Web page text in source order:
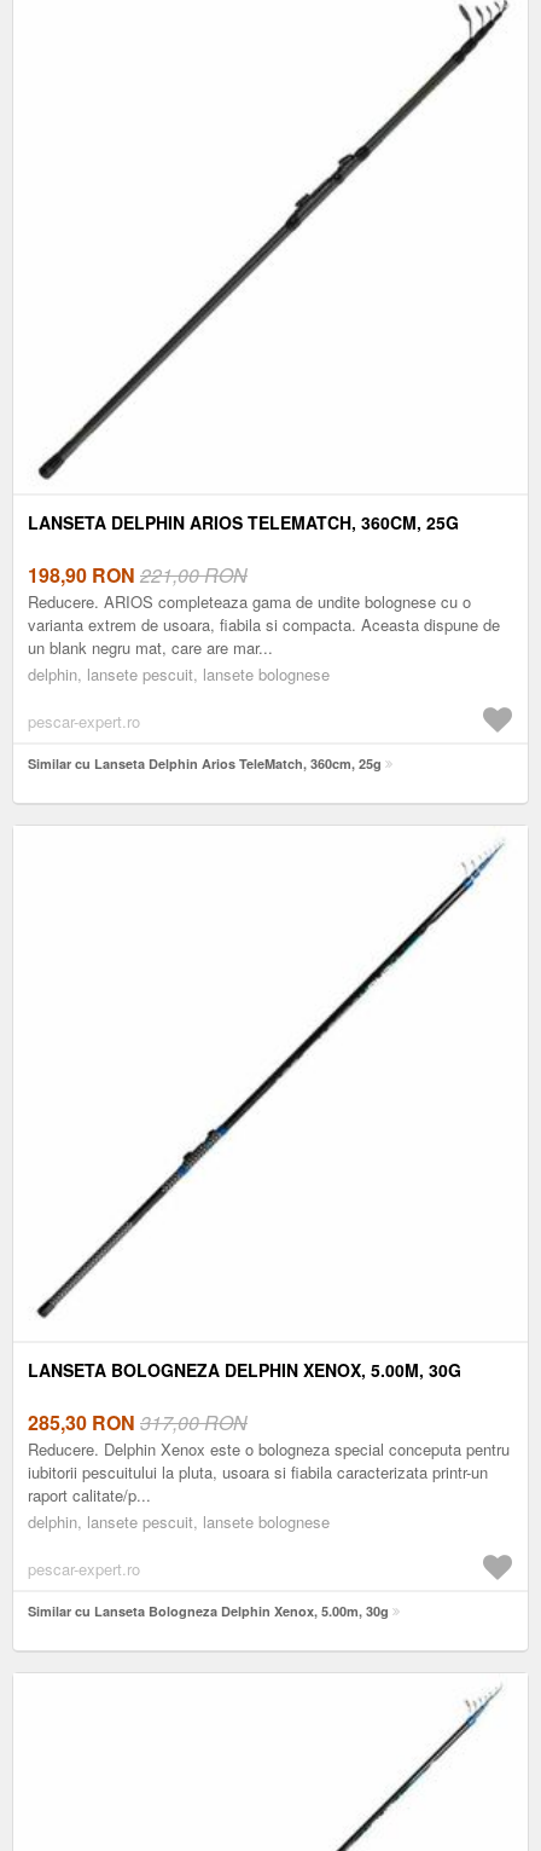
LANSETA DELPHIN ARIOS TELEMATCH, 360CM, 25G
198,90 RON 221,00 RON
Reducere. ARIOS completeaza gama de undite bolognese cu o
varianta extrem de usoara, fiabila si compacta. Aceasta dispune de
un blank negru mat, care are mar...
delphin, lansete pescuit, lansete bolognese
pescar-expert.ro
Similar cu Lanseta Delphin Arios TeleMatch, 360cm, 25g
LANSETA BOLOGNEZA DELPHIN XENOX, 5.00M, 30G
285,30 RON 317,00 RON
Reducere. Delphin Xenox este o bologneza special conceputa pentru
iubitorii pescuitului la pluta, usoara si fiabila caracterizata printr-un
raport calitate/p...
delphin, lansete pescuit, lansete bolognese
pescar-expert.ro
Similar cu Lanseta Bologneza Delphin Xenox, 5.00m, 30g